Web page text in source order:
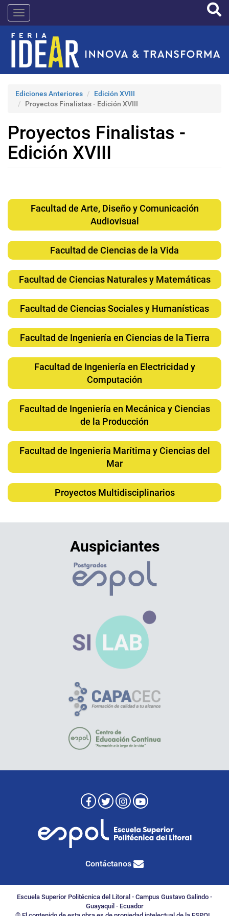
Pasar
contenido
principal
IDEAR
Ediciones Anteriores
Edición XVIII
Proyectos Finalistas - Edición XVIII
Proyectos Finalistas -
Edición XVIII
Facultad de Arte, Diseño y Comunicación
Audiovisual
Facultad de Ciencias de la Vida
Facultad de Ciencias Naturales y Matemáticas
Facultad de Ciencias Sociales y Humanísticas
Facultad de Ingeniería en Ciencias de la Tierra
Facultad de Ingeniería en Electricidad y
Computación
Facultad de Ingeniería en Mecánica y Ciencias
de la Producción
Facultad de Ingeniería Marítima y Ciencias del
Mar
Proyectos Multidisciplinarios
Auspiciantes
Contáctanos
Escuela Superior Politécnica del Litoral - Campus Gustavo Galindo -
Guayaquil - Ecuador